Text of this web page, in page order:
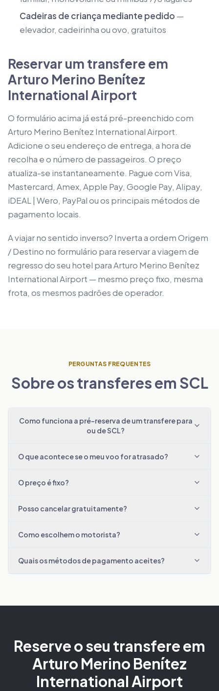
Cadeiras de criança mediante pedido —
elevador, cadeirinha ou ovo, gratuitos
Reservar um transfere em
Arturo Merino Benítez
International Airport
O formulário acima já está pré-preenchido com
Arturo Merino Benítez International Airport.
Adicione o seu endereço de entrega, a hora de
recolha e o número de passageiros. O preço
atualiza-se instantaneamente. Pague com Visa,
Mastercard, Amex, Apple Pay, Google Pay, Alipay,
iDEAL | Wero, PayPal ou os principais métodos de
pagamento locais.
A viajar no sentido inverso? Inverta a ordem Origem
/ Destino no formulário para reservar a viagem de
regresso do seu hotel para Arturo Merino Benítez
International Airport — mesmo preço fixo, mesma
frota, os mesmos padrões de operador.
PERGUNTAS FREQUENTES
Sobre os transferes em SCL
Como funciona a pré-reserva de um transfere para
ou de SCL?
O que acontece se o meu voo for atrasado?
O preço é fixo?
Posso cancelar gratuitamente?
Como escolhem o motorista?
Quais os métodos de pagamento aceites?
Reserve o seu transfere em
Arturo Merino Benítez
International Airport